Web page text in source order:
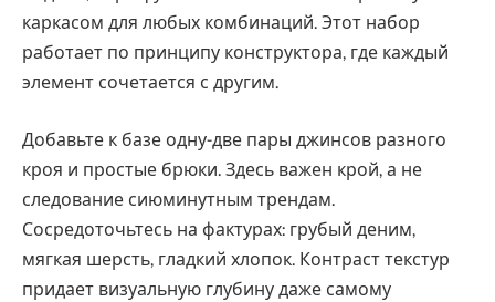
каркасом для любых комбинаций. Этот набор
работает по принципу конструктора, где каждый
элемент сочетается с другим.
Добавьте к базе одну-две пары джинсов разного
кроя и простые брюки. Здесь важен крой, а не
следование сиюминутным трендам.
Сосредоточьтесь на фактурах: грубый деним,
мягкая шерсть, гладкий хлопок. Контраст текстур
придает визуальную глубину даже самому